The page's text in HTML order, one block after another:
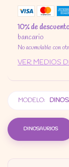
10% de
bancario
No acumulable con
VER MEDIOS
MODELO:
DINOSAURIOS